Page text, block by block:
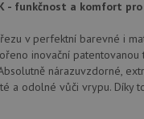
- funkčnost a komfort
v perfektní barevné i
inovační
nárazuvzdorné,
a odolné vůči vrypu. Díky
webové
dny
Toto je
nalezen
použit
4 týdny 2
Toto je